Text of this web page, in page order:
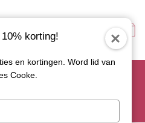
nu met 15% korting en
op geselecteerde artikelen met
korting!
en kortingen. Word lid van
Cooke.